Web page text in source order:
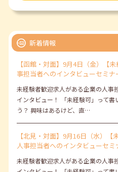
新着情報
【函館・対面】9月4日（金）【
事担当者へのインタビューセミナ
未経験者歓迎求人がある企業の人事
インタビュー！ 「未経験可」って
う？ 興味はあるけど、直…
【北見・対面】9月16日（水）
人事担当者へのインタビューセミ
未経験者歓迎求人がある企業の人事